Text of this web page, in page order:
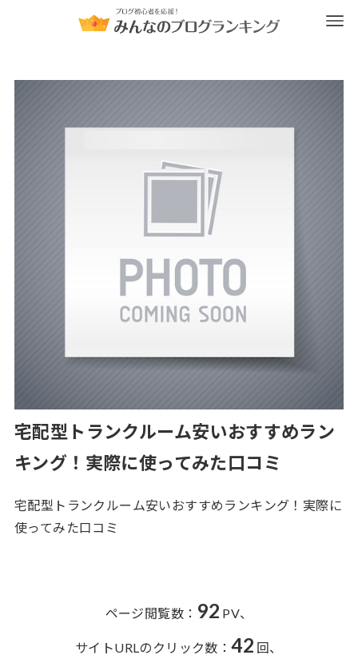
宅配型トランクルーム安いおすすめラン
キング！実際に使ってみた口コミ
宅配型トランクルーム安いおすすめランキング！実際に
使ってみた口コミ
ページ閲覧数： 92 PV、
サイトURLのクリック数：42 回、